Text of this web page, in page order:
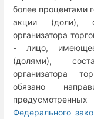
более процентами
акции (доли),
организатора
- лицо,
(долями),
организатора
обязано
Федерального